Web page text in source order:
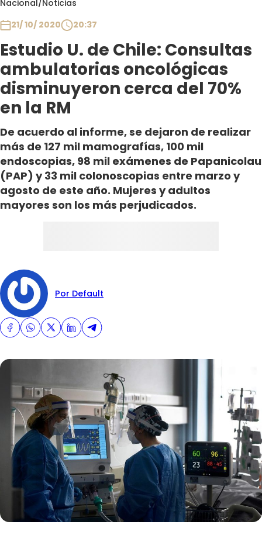
Nacional/Noticias
21/ 10/ 2020
20:37
Estudio U. de Chile: Consultas
ambulatorias oncológicas
disminuyeron cerca del 70%
en la RM
De acuerdo al informe, se dejaron de realizar
más de 127 mil mamografías, 100 mil
endoscopias, 98 mil exámenes de Papanicolau
(PAP) y 33 mil colonoscopias entre marzo y
agosto de este año. Mujeres y adultos
mayores son los más perjudicados.
Por Default
Club De La Comedia
Contigo en Directo
Plan Perfecto
El Tiempo
Sabingo
Todos Los Programas